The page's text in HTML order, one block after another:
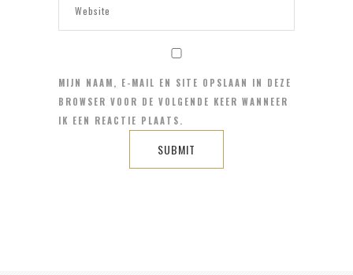
MIJN NAAM, E-MAIL EN SITE OPSLAAN IN DEZE
BROWSER VOOR DE VOLGENDE KEER WANNEER
IK EEN REACTIE PLAATS.